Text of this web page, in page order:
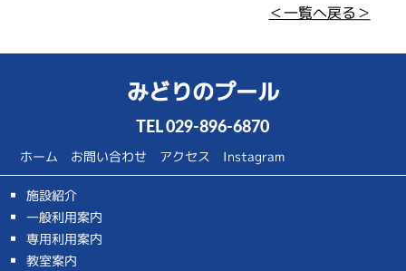
＜一覧へ戻る＞
みどりのプール
TEL029-896-6870
ホーム お問い合わせ アクセス Instagram
施設紹介
一般利用案内
専用利用案内
教室案内